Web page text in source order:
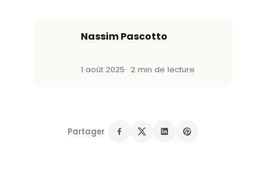
Nassim Pascotto
1 août 2025 2 min de lecture
Partager